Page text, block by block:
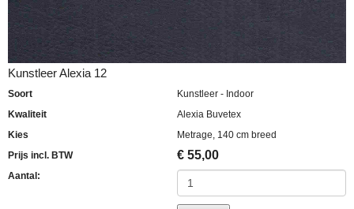
Kunstleer Alexia 12
Soort
Kunstleer - Indoor
Kwaliteit
Alexia Buvetex
Kies
Metrage, 140 cm breed
Prijs incl. BTW
€ 55,00
Aantal: